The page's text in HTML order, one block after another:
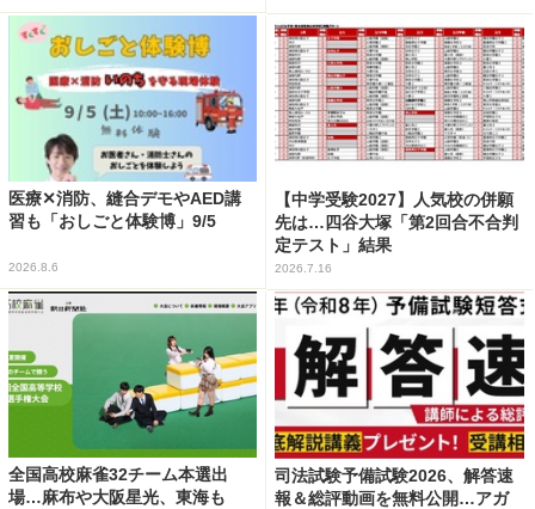
医療✕消防、縫合デモやAED講
習も「おしごと体験博」9/5
2026.8.6
【中学受験2027】人気校の併願
先は…四谷大塚「第2回合不合判
定テスト」結果
2026.7.16
全国高校麻雀32チーム本選出
場…麻布や大阪星光、東海も
司法試験予備試験2026、解答速
報＆総評動画を無料公開…アガ